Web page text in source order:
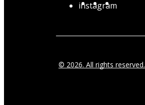
© 2026. All rights reserved.